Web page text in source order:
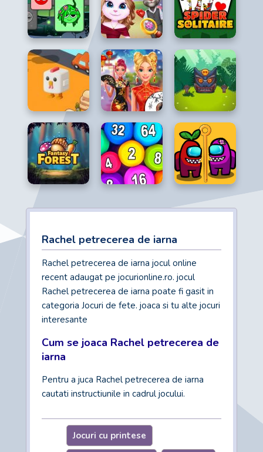
Rachel petrecerea de iarna
Rachel petrecerea de iarna jocul online
recent adaugat pe jocurionline.ro. jocul
Rachel petrecerea de iarna poate fi gasit in
categoria Jocuri de fete. joaca si tu alte jocuri
interesante
Cum se joaca Rachel petrecerea de
iarna
Pentru a juca Rachel petrecerea de iarna
cautati instructiunile in cadrul jocului.
Jocuri cu printese